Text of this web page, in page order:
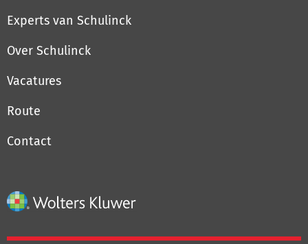
Experts van Schulinck
Over Schulinck
Vacatures
Route
Contact